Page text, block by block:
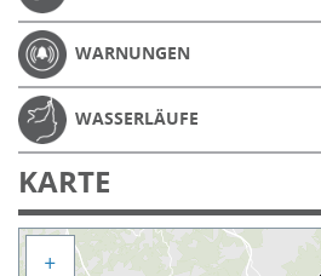
WARNUNGEN
WASSERLÄUFE
KARTE
+